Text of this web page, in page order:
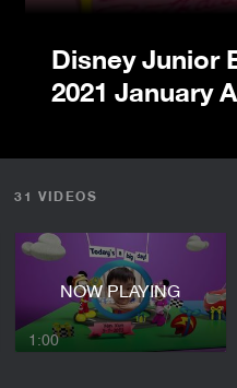
Disney Junior
2021 January
31 VIDEOS
NOW PLAYING
1:00